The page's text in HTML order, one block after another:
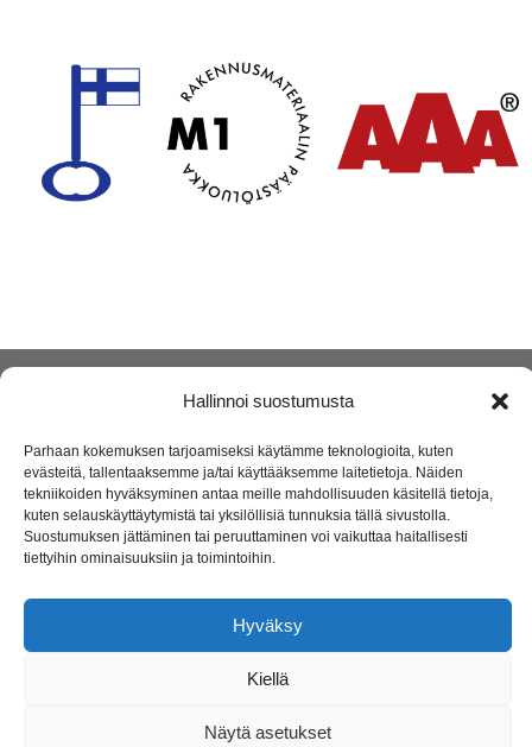
Hallinnoi suostumusta
Parhaan kokemuksen tarjoamiseksi käytämme teknologioita, kuten
evästeitä, tallentaaksemme ja/tai käyttääksemme laitetietoja. Näiden
tekniikoiden hyväksyminen antaa meille mahdollisuuden käsitellä tietoja,
kuten selauskäyttäytymistä tai yksilöllisiä tunnuksia tällä sivustolla.
Suostumuksen jättäminen tai peruuttaminen voi vaikuttaa haitallisesti
tiettyihin ominaisuuksiin ja toimintoihin.
Hyväksy
Kiellä
Näytä asetukset
Jyremark Oy
Jämsänkoskentie 2, 42440 Koskenpää
(014) 767 130
info@jyremark.fi